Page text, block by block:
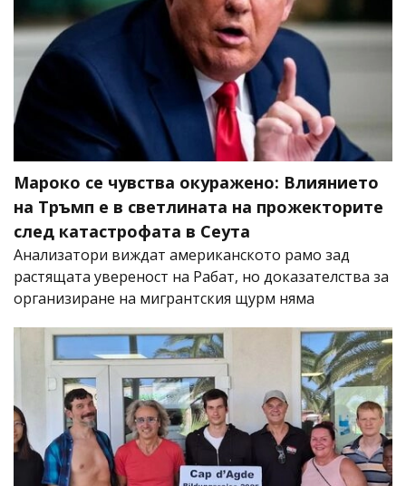
Мароко се чувства окуражено: Влиянието
на Тръмп е в светлината на прожекторите
след катастрофата в Сеута
Анализатори виждат американското рамо зад
растящата увереност на Рабат, но доказателства за
организиране на мигрантския щурм няма